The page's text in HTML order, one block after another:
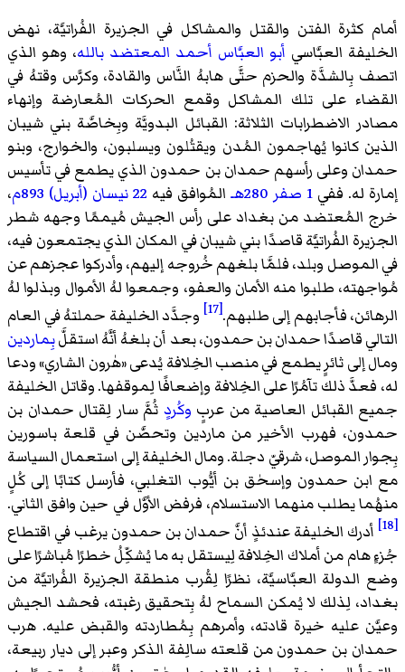
أمام كثرة الفتن والقتل والمشاكل في الجزيرة الفُراتيَّة، نهض
الخليفة العبَّاسي أبو العبَّاس أحمد المعتضد بالله، وهو الذي
اتصف بِالشدَّة والحزم حتَّى هابهُ النَّاس والقادة، وكرَّس وقتهُ في
القضاء على تلك المشاكل وقمع الحركات المُعارضة وإنهاء
مصادر الاضطرابات الثلاثة: القبائل البدويَّة وبِخاصَّة بني شيبان
الذين كانوا يُهاجمون المُدن ويقتُلون ويسلبون، والخوارج، وبنو
حمدان وعلى رأسهم حمدان بن حمدون الذي يطمع في تأسيس
إمارة له. ففي 1 صفر 280هـ المُوافق فيه 22 نيسان (أبريل) 893م ،
خرج المُعتضد من بغداد على رأس الجيش مُيممًا وجهه شطر
الجزيرة الفُراتيَّة قاصدًا بني شيبان في المكان الذي يجتمعون فيه،
في الموصل وبلد، فلمَّا بلغهم خُروجه إليهم، وأدركوا عجزهم عن
مُواجهته، طلبوا منه الأمان والعفو، وجمعوا لهُ الأموال وبذلوا لهُ
الرهائن، فأجابهم إلى طلبهم.[17]
وجدَّد الخليفة حملتهُ في العام
التالي قاصدًا حمدان بن حمدون، بعد أن بلغهُ أنَّهُ استقلَّبِماردين
ومال إلى ثائرٍ يطمع في منصب الخِلافة يُدعى «هٰرون الشاري» ودعا
له، فعدَّ ذلك تآمُرًا على الخِلافة وإضعافًا لِموقفها. وقاتل الخليفة
جميع القبائل العاصية من عربٍ وكُردٍ ثُمَّ سار لِقتال حمدان بن
حمدون، فهرب الأخير من ماردين وتحصَّن في قلعة باسورين
بِجوار الموصل، شرقيّ دجلة. ومال الخليفة إلى استعمال السياسة
مع ابن حمدون وإسحٰق بن أيُّوب التغلبي، فأرسل كتابًا إلى كُلٍ
منهُما يطلب منهما الاستسلام، فرفض الأوَّل في حين وافق الثاني.
[18]
أدرك الخليفة عندئذٍ أنَّ حمدان بن حمدون يرغب في اقتطاع
جُزءٍ هام من أملاك الخِلافة لِيستقل به ما يُشكِّلُ خطرًا مُباشرًا على
وضع الدولة العبَّاسيَّة، نظرًا لِقُرب منطقة الجزيرة الفُراتيَّة من
بغداد، لِذلك لا يُمكن السماح لهُ بِتحقيق رغبته، فحشد الجيش
وعيَّن عليه خيرة قادته، وأمرهم بِمُطاردته والقبض عليه. هرب
حمدان بن حمدون من قلعته سالِفة الذكر وعبر إلى ديار ربيعة،